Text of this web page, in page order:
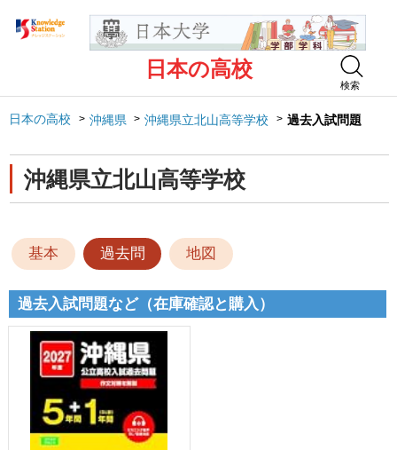
日本の高校
検索
日本の高校 沖縄県 沖縄県立北山高等学校 過去入試問題
沖縄県立北山高等学校
基本 過去問 地図
過去入試問題など（在庫確認と購入）